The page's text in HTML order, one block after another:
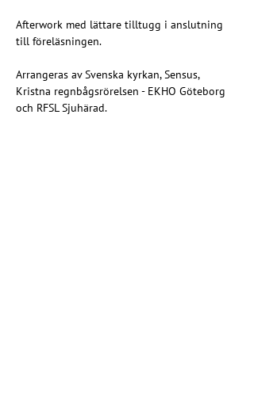
Afterwork med lättare tilltugg i anslutning
till föreläsningen.
Arrangeras av Svenska kyrkan, Sensus,
Kristna regnbågsrörelsen - EKHO Göteborg
och RFSL Sjuhärad.